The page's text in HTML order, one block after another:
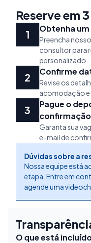
Reserve em
Obtenha
Preencha
consultor para
personalizado.
Confirme
Revise os
acomodação e
Pague o
confirmação
Garanta sua
e-mail de
Dúvidas sobre a
Nossa equipe está
etapa. Entre em
agende uma
O que está